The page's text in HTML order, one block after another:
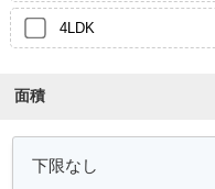
4LDK
面積